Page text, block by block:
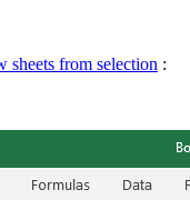
from selection :